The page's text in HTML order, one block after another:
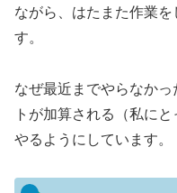
ながら、はたまた作業
す。
なぜ最近までやらなか
トが加算される（私に
やるようにしています。